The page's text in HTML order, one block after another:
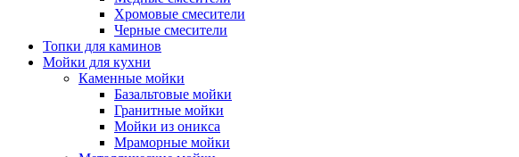
Хромовые смесители
Черные смесители
Топки для каминов
Мойки для кухни
Каменные мойки
Базальтовые мойки
Гранитные мойки
Мойки из оникса
Мраморные мойки